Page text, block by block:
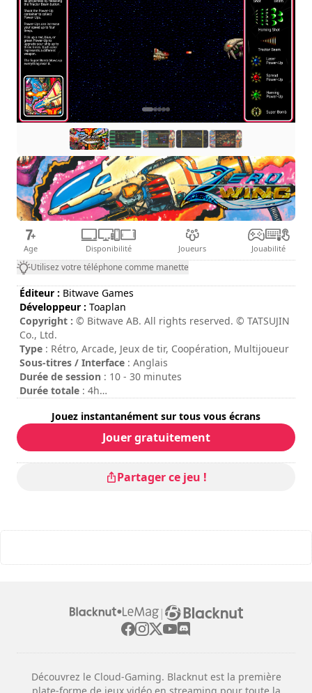
Age Disponibilité Joueurs Jouabilité
Utilisez votre téléphone comme manette
Éditeur : Bitwave Games
Développeur : Toaplan
Copyright : © Bitwave AB. All rights reserved. © TATSUJIN
Co., Ltd.
Type : Rétro, Arcade, Jeux de tir, Coopération, Multijoueur
Sous-titres / Interface : Anglais
Durée de session : 10 - 30 minutes
Durée totale : 4h
Mode multijoueur: Local, Coopération, 2 Joueurs
Les commandes sont indiquées dans les options du jeu.
Jouez instantanément sur tous vous écrans
Jouer gratuitement
Partager ce jeu !
|
Découvrez le Cloud-Gaming. Blacknut est la première